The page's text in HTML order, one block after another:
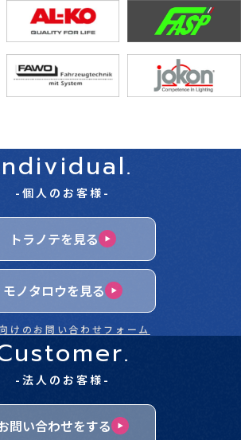
-個人のお客様-
トラノテを見る
モノタロウを見る
けのお問い合わせフォーム
-法人のお客様-
問い合わせをする